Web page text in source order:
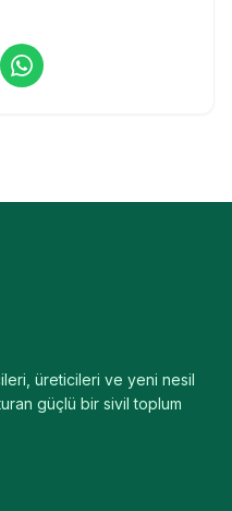
üreticileri ve yeni nesil
güçlü bir sivil toplum